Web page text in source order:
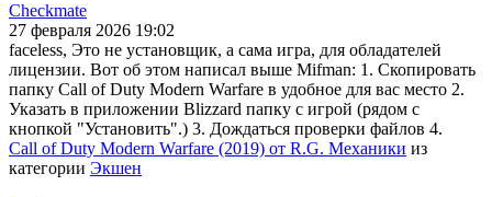
Checkmate
27 февраля 2026 19:02
faceless, Это не установщик, а сама игра, для обладателей
лицензии. Вот об этом написал выше Mifman: 1. Скопировать
папку Call of Duty Modern Warfare в удобное для вас место 2.
Указать в приложении Blizzard папку с игрой (рядом с
кнопкой "Установить".) 3. Дождаться проверки файлов 4.
Call of Duty Modern Warfare (2019) от R.G. Механики из
категории Экшен